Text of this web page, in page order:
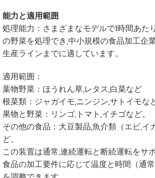
能力と適用範囲
処理能力：さまざまなモデルで1時間あ
の野菜を処理でき,中小規模の食品加工企
生産ラインまでに適しています。
適用範囲：
葉物野菜：ほうれん草,レタス,白菜など
根菜類：ジャガイモ,ニンジン,サトイモな
果物と野菜：リンゴ,トマト,イチゴなど。
その他の食品：大豆製品,魚介類（エビ,イ
ど。
この装置は通常,連続運転と断続運転をサ
食品の加工要件に応じて温度と時間（通